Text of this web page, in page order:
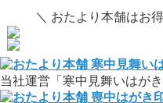
＼ おたより本舗はお
当社運営「寒中見舞いはが